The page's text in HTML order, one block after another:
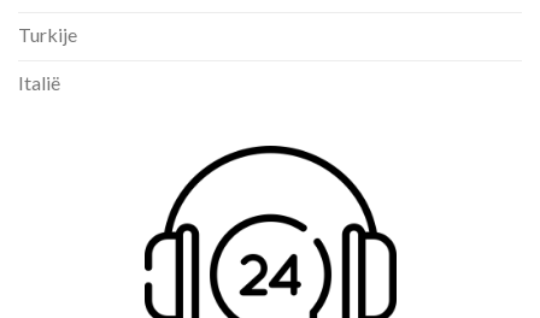
Turkije
Italië